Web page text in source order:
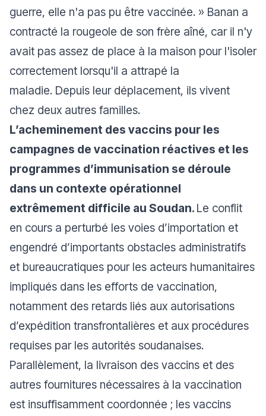
guerre, elle n'a pas pu être vaccinée. » Banan a
contracté la rougeole de son frère aîné, car il n'y
avait pas assez de place à la maison pour l'isoler
correctement lorsqu'il a attrapé la
maladie. Depuis leur déplacement, ils vivent
chez deux autres familles.
L’acheminement des vaccins pour les
campagnes de vaccination réactives et les
programmes d’immunisation se déroule
dans un contexte opérationnel
extrêmement difficile au Soudan. Le conflit
en cours a perturbé les voies d’importation et
engendré d’importants obstacles administratifs
et bureaucratiques pour les acteurs humanitaires
impliqués dans les efforts de vaccination,
notamment des retards liés aux autorisations
d’expédition transfrontalières et aux procédures
requises par les autorités soudanaises.
Parallèlement, la livraison des vaccins et des
autres fournitures nécessaires à la vaccination
est insuffisamment coordonnée ; les vaccins